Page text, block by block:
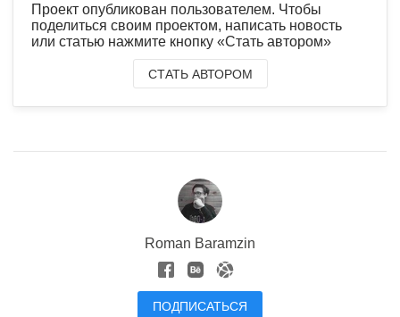
Проект опубликован пользователем. Чтобы
поделиться своим проектом, написать новость
или статью нажмите кнопку «Стать автором»
СТАТЬ АВТОРОМ
Roman Baramzin
ПОДПИСАТЬСЯ